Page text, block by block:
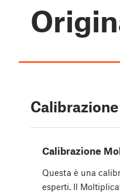
Calibrazione
Questa è una
esperti. Il